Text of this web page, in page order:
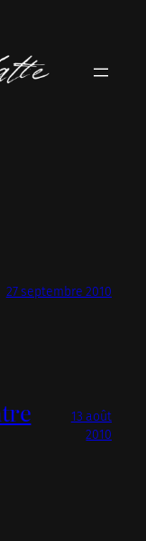
27 septembre 2010
13 août
2010